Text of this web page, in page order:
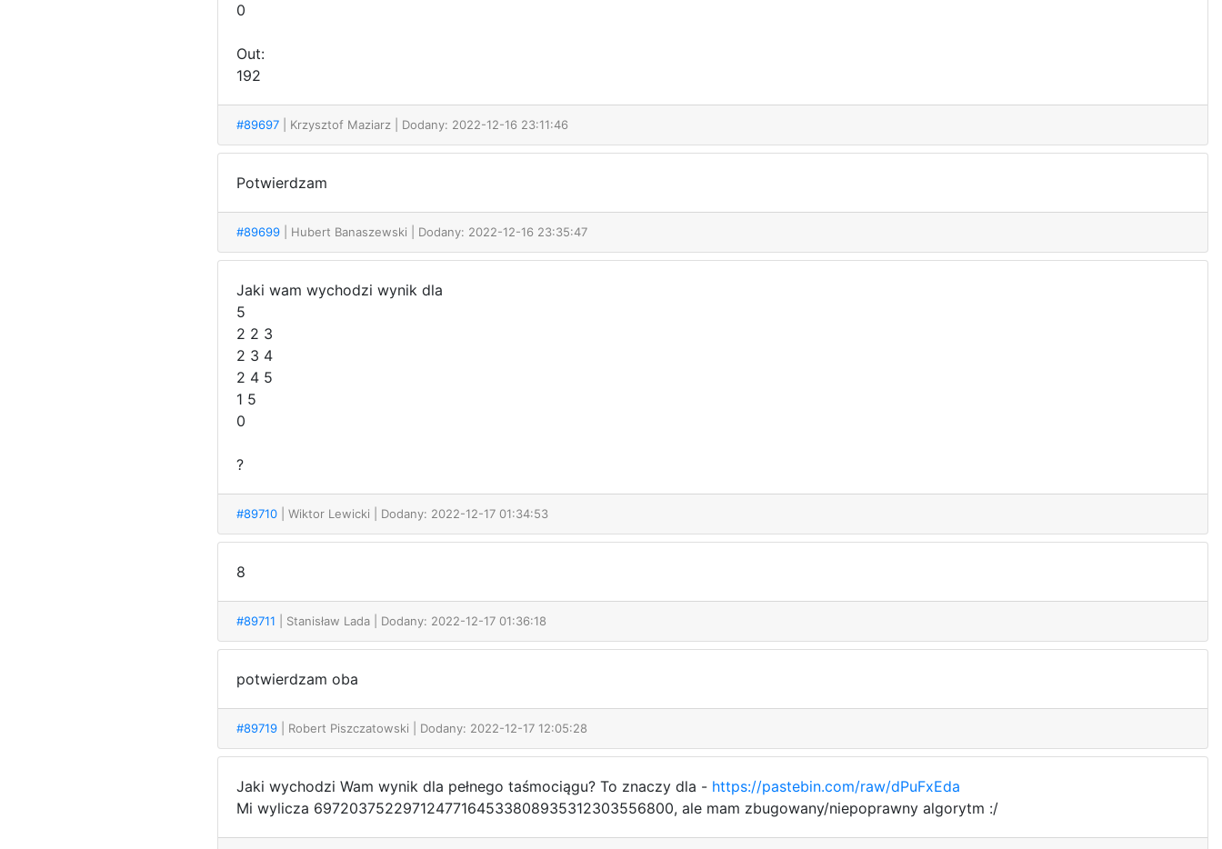
0
Out:
192
#89697 | Krzysztof Maziarz | Dodany: 2022-12-16 23:11:46
Potwierdzam
#89699 | Hubert Banaszewski | Dodany: 2022-12-16 23:35:47
Jaki wam wychodzi wynik dla
5
2 2 3
2 3 4
2 4 5
1 5
0
?
#89710 | Wiktor Lewicki | Dodany: 2022-12-17 01:34:53
8
#89711 | Stanisław Lada | Dodany: 2022-12-17 01:36:18
potwierdzam oba
#89719 | Robert Piszczatowski | Dodany: 2022-12-17 12:05:28
Jaki wychodzi Wam wynik dla pełnego taśmociągu? To znaczy dla - https://pastebin.com/raw/dPuFxEda
Mi wylicza 69720375229712477164533808935312303556800, ale mam zbugowany/niepoprawny algorytm :/